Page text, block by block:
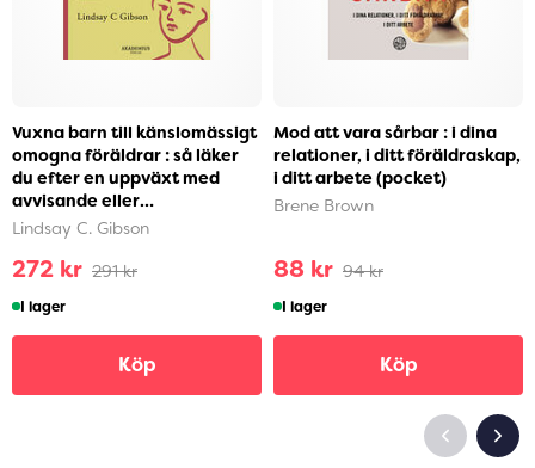
Vuxna barn till känslomässigt
omogna föräldrar : så läker
du efter en uppväxt med
avvisande eller
självupptagna föräldra...
Lindsay C. Gibson
272 kr 291 kr
I lager
Köp
Mod att vara sårbar : i dina
relationer, i ditt föräldraskap,
i ditt arbete (pocket)
Brene Brown
88 kr 94 kr
I lager
Köp